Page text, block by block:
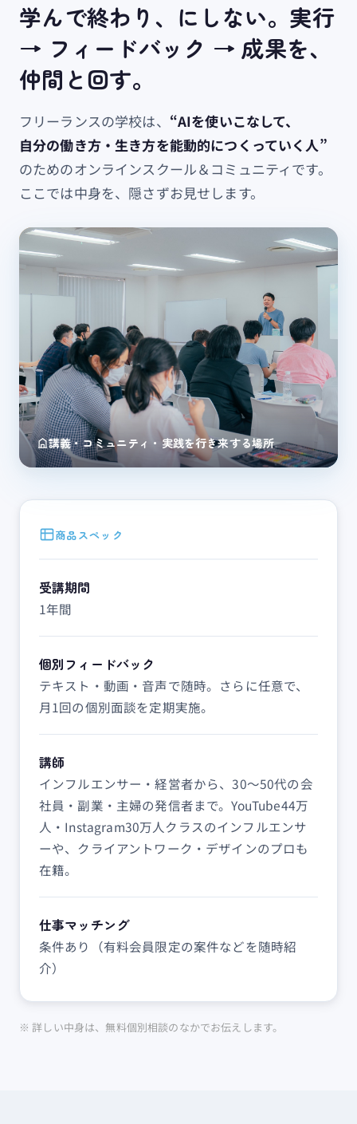
学んで​終わり、にしない。​実行
→ フィードバック → 成果を、​
仲間と​回す。
フリーランスの​学校は、 ​“AIを​使いこなして、​
自分の​働き方​・​生き方を​能動的に​つくっていく​人”
の​ための​オンラインスクール＆コミュニティです。​
ここでは​中身を、​隠さず​お見せします。
講義・コミュニティ・実践を行き来する場所
商品スペック
受講期間
1年間
個別フィードバック
テキスト・動画・音声で随時。さらに任意で、
月1回の個別面談を定期実施。
講師
インフルエンサー・経営者から、30〜50代の会
社員・副業・主婦の発信者まで。YouTube44万
人・Instagram30万人クラスのインフルエンサ
ーや、クライアントワーク・デザインのプロも
在籍。
仕事マッチング
条件あり（有料会員限定の案件などを随時紹
介）
※ 詳しい中身は、無料個別相談のなかでお伝えします。